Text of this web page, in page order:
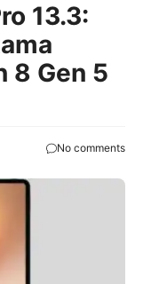
13.3:
8 Gen 5
No comments